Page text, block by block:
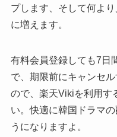
プします、そして何よ
に増えます。
有料会員登録しても7日
で、期限前にキャンセ
ので、楽天Vikiを利用す
い。快適に韓国ドラマ
うになりますよ。